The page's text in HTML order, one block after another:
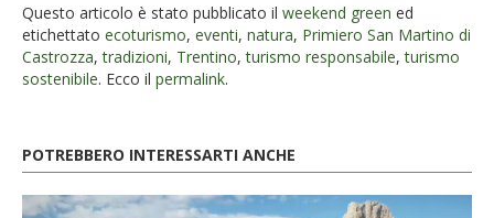
Questo articolo è stato pubblicato il weekend green ed
etichettato ecoturismo, eventi, natura, Primiero San Martino di
Castrozza,tradizioni, Trentino,turismo responsabile,turismo
sostenibile. Ecco il permalink.
POTREBBERO INTERESSARTI ANCHE